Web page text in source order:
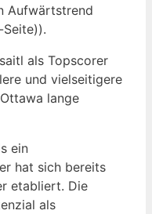
Aufwärtstrend
als Topscorer
und vielseitigere
lange
ein
hat sich bereits
etabliert. Die
als